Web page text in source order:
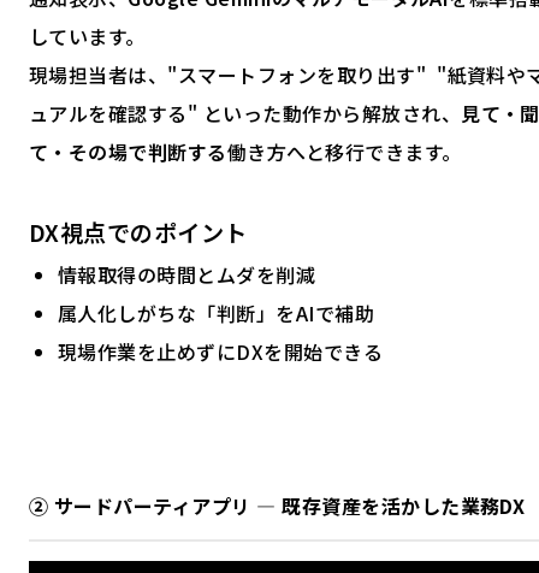
しています。
現場担当者は、"スマートフォンを取り出す" "紙資料や
ュアルを確認する" といった動作から解放され、 見て・
て・その場で判断する働き方へと移行できます。
DX視点でのポイント
情報取得の時間とムダを削減
属人化しがちな「判断」をAIで補助
現場作業を止めずにDXを開始できる
② サードパーティアプリ ― 既存資産を活かした業務DX